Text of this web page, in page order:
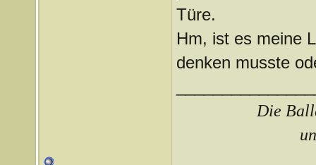
Türe.
Hm, ist es meine
denken musste
Die